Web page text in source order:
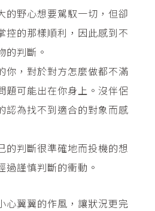
的野心想要駕馭一切，但卻
控的那樣順利，因此感到不
的判斷。
你，對於對方怎麼做都不滿
題可能出在你身上。沒伴侶
認為找不到適合的對象而感
的判斷很準確地而投機的想
過謹慎判斷的衝動。
心翼翼的作風，讓狀況更完